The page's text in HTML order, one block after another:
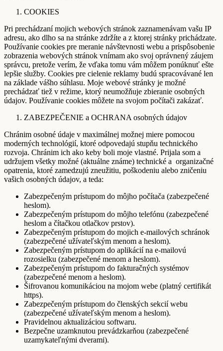
COOKIES
Pri prechádzaní mojich webových stránok zaznamenávam vašu IP
adresu, ako dlho sa na stránke zdržíte a z ktorej stránky prichádzate.
Používanie cookies pre meranie návštevnosti webu a prispôsobenie
zobrazenia webových stránok vnímam ako svoj oprávnený záujem
správcu, pretože verím, že vďaka tomu vám môžem ponúknuť ešte
lepšie služby. Cookies pre cielenie reklamy budú spracovávané len
na základe vášho súhlasu. Moje webové stránky je možné
prechádzať tiež v režime, ktorý neumožňuje zbieranie osobných
údajov. Používanie cookies môžete na svojom počítači zakázať.
ZABEZPEČENIE a OCHRANA osobných údajov
Chránim osobné údaje v maximálnej možnej miere pomocou
moderných technológií, ktoré odpovedajú stupňu technického
rozvoja. Chránim ich ako keby boli moje vlastné. Prijala som a
udržujem všetky možné (aktuálne známe) technické a organizačné
opatrenia, ktoré zamedzujú zneužitiu, poškodeniu alebo zničeniu
vašich osobných údajov, a teda:
Zabezpečeným prístupom do môjho počítača (zabezpečené
heslom).
Zabezpečeným prístupom do môjho telefónu (zabezpečené
heslom a čítačkou otlačkov prstov).
Zabezpečeným prístupom do mojich e-mailových schránok
(zabezpečené užívateľským menom a heslom).
Zabezpečeným prístupom do aplikácií na e-mailovú
rozosielku (zabezpečené menom a heslom).
Zabezpečeným prístupom do fakturačných systémov
(zabezpečené menom a heslom).
Šifrovanou komunikáciou na mojom webe (platný certifikát
https).
Zabezpečeným prístupom do členských sekcií webu
(zabezpečené užívateľským menom a heslom).
Pravidelnou aktualizáciou softwaru.
Bezpečne uzamknutou prevádzkarňou (zabezpečené
uzamykateľnými dverami).